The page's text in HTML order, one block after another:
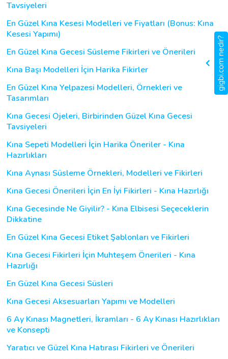
Tavsiyeleri
En Güzel Kına Kesesi Modelleri ve Fiyatları (Bonus: Kına
Kesesi Yapımı)
En Güzel Kına Gecesi Süsleme Fikirleri ve Önerileri
Kına Başı Modelleri İçin Harika Fikirler
En Güzel Kına Yelpazesi Modelleri, Örnekleri ve
Tasarımları
Kına Gecesi Ojeleri, Birbirinden Güzel Kına Gecesi
Tavsiyeleri
Kına Sepeti Modelleri İçin Harika Öneriler - Kına
Hazırlıkları
Kına Aynası Süsleme Örnekleri, Modelleri ve Fikirleri
Kına Gecesi Önerileri İçin En İyi Fikirleri - Kına Hazırlığı
Kına Gecesinde Ne Giyilir? - Kına Elbisesi Seçeceklerin
Dikkatine
En Güzel Kına Gecesi Etiket Şablonları ve Fikirleri
Kına Gecesi Fikirleri İçin Muhteşem Önerileri - Kına
Hazırlığı
En Güzel Kına Gecesi Süsleri
Kına Gecesi Aksesuarları Yapımı ve Modelleri
6 Ay Kınası Magnetleri, İkramları - 6 Ay Kınası Hazırlıkları
ve Konsepti
Yaratıcı ve Güzel Kına Hatırası Fikirleri ve Önerileri
gigbi.com nedir?